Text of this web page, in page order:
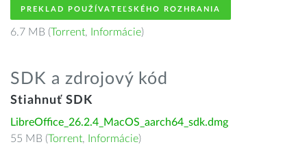
PREKLAD POUŽÍVATEĽSKÉHO ROZHRANIA
6.7 MB (Torrent, Informácie)
SDK a zdrojový kód
Stiahnuť SDK
LibreOffice_26.2.4_MacOS_aarch64_sdk.dmg
55 MB (Torrent, Informácie)